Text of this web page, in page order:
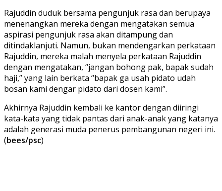
Rajuddin duduk bersama pengunjuk rasa dan berupaya
menenangkan mereka dengan mengatakan semua
aspirasi pengunjuk rasa akan ditampung dan
ditindaklanjuti. Namun, bukan mendengarkan perkataan
Rajuddin, mereka malah menyela perkataan Rajuddin
dengan mengatakan, “jangan bohong pak, bapak sudah
haji,” yang lain berkata “bapak ga usah pidato udah
bosan kami dengar pidato dari dosen kami”.
Akhirnya Rajuddin kembali ke kantor dengan diiringi
kata-kata yang tidak pantas dari anak-anak yang katanya
adalah generasi muda penerus pembangunan negeri ini.
(bees/psc)